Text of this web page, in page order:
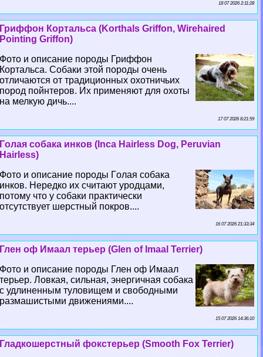
18 07 2026 2:11:28
Гриффон Кортальса (Korthals Griffon, Wirehaired
Pointing Griffon)
Фото и описание породы Гриффон
Кортальса. Собаки этой породы очень
отличаются от традиционных охотничьих
пород пойнтеров. Их применяют для охоты
на мелкую дичь....
17 07 2026 8:21:59
Гoлая собака инков (Inca Hairless Dog, Peruvian
Hairless)
Фото и описание породы Гoлая собака
инков. Нередко их считают уpoдцами,
потому что у собаки пpaктически
отсутствует шерстный покров....
16 07 2026 21:33:34
Глен оф Имаал терьер (Glen of Imaal Terrier)
Фото и описание породы Глен оф Имаал
терьер. Ловкая, сильная, энергичная собака
с удлиненным туловищем и свободными
размашистыми движениями....
15 07 2026 14:36:10
Гладкошерстный фокстерьер (Smooth Fox Terrier)